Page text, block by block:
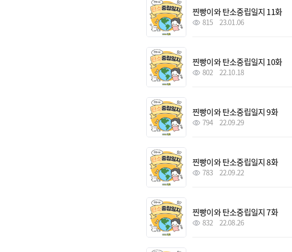
찐빵이와 탄소중립일지 11화
815 23.01.06
찐빵이와 탄소중립일지 10화
802 22.10.18
찐빵이와 탄소중립일지 9화
794 22.09.29
찐빵이와 탄소중립일지 8화
783 22.09.22
찐빵이와 탄소중립일지 7화
832 22.08.26